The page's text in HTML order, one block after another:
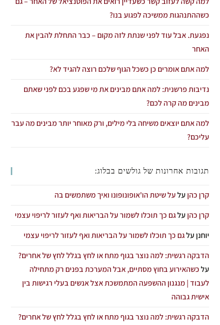
כשההתנהגות ממשיכה לפגוע בנו?
נפגעת. אבל עוד לפני שנתת לזה מקום – כבר התחלת להבין את
האחר
למה אתם אומרים כן כשכל הגוף שלכם רוצה להגיד לא?
נדיבות פרשנית: למה אתם מבינים את מי שפגע בכם לפני שאתם
מבינים מה קרה לכם?
למה אתם יוצאים משיחה בלי מילים, ורק מאוחר יותר מבינים מה עבר
עליכם?
תגובות אחרונות של גולשים בבלוג:
קרן כהן עלעל שיטת הו'אופונופונו ואיך משתמשים בה
קרן כהן עלגם כך תוכלו לשמור על הבריאות ואף לעזור לריפוי עצמי
יוחנן עלגם כך תוכלו לשמור על הבריאות ואף לעזור לריפוי עצמי
הדבקה רגשית: למה נוצר בגוף מתח או לחץ בגלל לחץ של אחרים?
עלכשהאירוע בחוץ מסתיים, אבל המערכת בפנים רק מתחילה
לעבוד | מנגנון ההשפעה המתמשכת אצל אנשים בעלי רגישות בין
אישית גבוהה
הדבקה רגשית: למה נוצר בגוף מתח או לחץ בגלל לחץ של אחרים?